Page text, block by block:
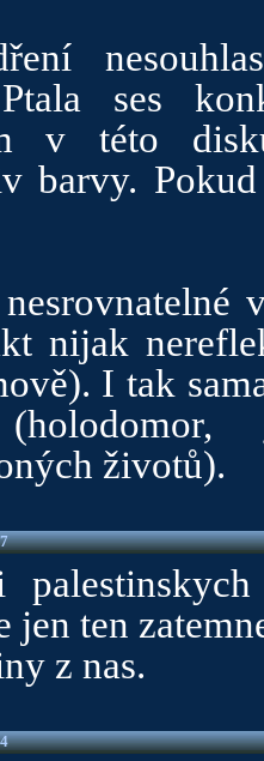
ses
v této
barvy.
nijak
I tak
životů).
jen ten
z nas.